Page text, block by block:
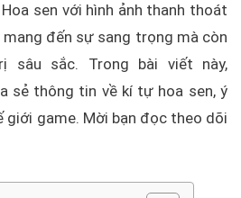
sen với hình ảnh thanh thoát
đến sự sang trọng mà còn
sâu sắc. Trong bài viết này,
sẻ thông tin về kí tự hoa sen, ý
giới game. Mời bạn đọc theo dõi